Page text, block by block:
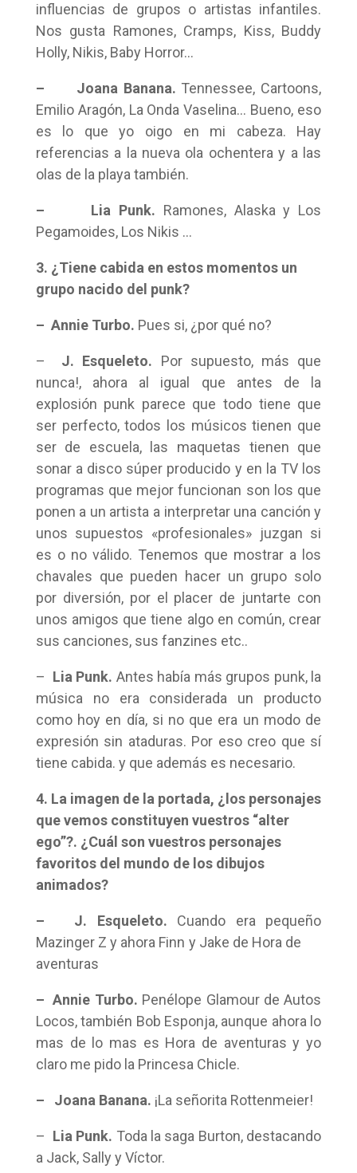
influencias de grupos o artistas infantiles.
Nos gusta Ramones, Cramps, Kiss, Buddy
Holly, Nikis, Baby Horror…
– Joana Banana. Tennessee, Cartoons,
Emilio Aragón, La Onda Vaselina… Bueno, eso
es lo que yo oigo en mi cabeza. Hay
referencias a la nueva ola ochentera y a las
olas de la playa también.
– Lia Punk. Ramones, Alaska y Los
Pegamoides, Los Nikis …
3. ¿Tiene cabida en estos momentos un
grupo nacido del punk?
– Annie Turbo. Pues si, ¿por qué no?
– J. Esqueleto. Por supuesto, más que
nunca!, ahora al igual que antes de la
explosión punk parece que todo tiene que
ser perfecto, todos los músicos tienen que
ser de escuela, las maquetas tienen que
sonar a disco súper producido y en la TV los
programas que mejor funcionan son los que
ponen a un artista a interpretar una canción y
unos supuestos «profesionales» juzgan si
es o no válido. Tenemos que mostrar a los
chavales que pueden hacer un grupo solo
por diversión, por el placer de juntarte con
unos amigos que tiene algo en común, crear
sus canciones, sus fanzines etc..
– Lia Punk. Antes había más grupos punk, la
música no era considerada un producto
como hoy en día, si no que era un modo de
expresión sin ataduras. Por eso creo que sí
tiene cabida. y que además es necesario.
4. La imagen de la portada, ¿los personajes
que vemos constituyen vuestros “alter
ego”?. ¿Cuál son vuestros personajes
favoritos del mundo de los dibujos
animados?
– J. Esqueleto. Cuando era pequeño
Mazinger Z y ahora Finn y Jake de Hora de
aventuras
– Annie Turbo. Penélope Glamour de Autos
Locos, también Bob Esponja, aunque ahora lo
mas de lo mas es Hora de aventuras y yo
claro me pido la Princesa Chicle.
– Joana Banana. ¡La señorita Rottenmeier!
– Lia Punk. Toda la saga Burton, destacando
a Jack, Sally y Víctor.